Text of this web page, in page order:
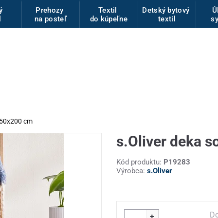
Prehozy
na posteľ
Textil
do kúpeľne
Detský bytový
textil
cm
s.Oliver deka
Kód produktu: P19283
Výrobca: s.Oliver